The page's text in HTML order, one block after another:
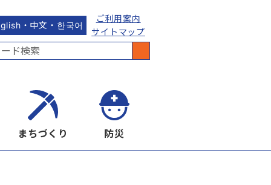
・中文・한국어
ご利用案内
サイトマップ
まちづくり 防災